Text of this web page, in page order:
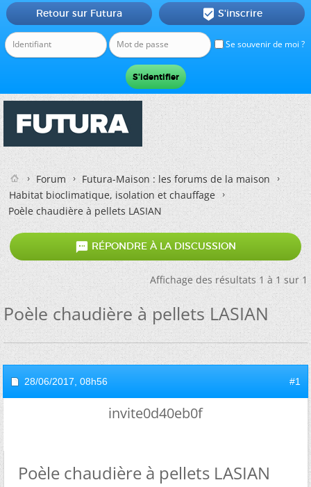
Se souvenir de moi ?
Retour sur Futura  S'inscrire
Forum
Futura-Maison : les forums de la maison
Habitat bioclimatique, isolation et chauffage
Poèle chaudière à pellets LASIAN
 RÉPONDRE À LA DISCUSSION
Affichage des résultats 1 à 1 sur 1
Poèle chaudière à pellets LASIAN
28/06/2017, 08h56 #1
invite0d40eb0f
Poèle chaudière à pellets LASIAN